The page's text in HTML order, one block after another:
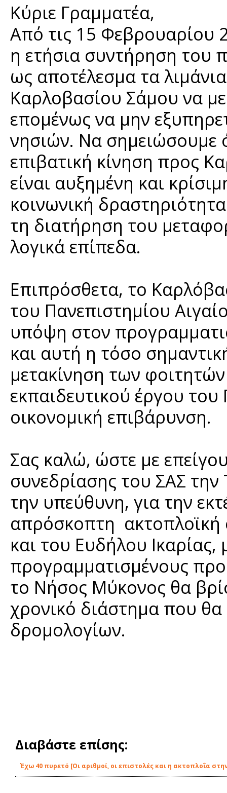
Κύριε Γραμματέα,
Από τις 15 Φεβρουαρίου
η ετήσια συντήρηση του
ως αποτέλεσμα τα
Καρλοβασίου Σάμου να
επομένως να μην
νησιών. Να σημειώσουμε
επιβατική κίνηση προς
είναι αυξημένη και
κοινωνική
τη διατήρηση του
λογικά επίπεδα.
Επιπρόσθετα, το
του Πανεπιστημίου
υπόψη στον
και αυτή η τόσο
μετακίνηση των
εκπαιδευτικού έργου
οικονομική επιβάρυνση.
Σας καλώ, ώστε με
συνεδρίασης του ΣΑΣ
την υπεύθυνη, για την
απρόσκοπτη
και του Ευδήλου
προγραμματισμένους
το Νήσος Μύκονος θα
χρονικό διάστημα που θα
δρομολογίων.
Διαβάστε επίσης:
Έχω 40 πυρετό [Οι αριθμοί, οι επιστολές και η ακτοπλοΐα